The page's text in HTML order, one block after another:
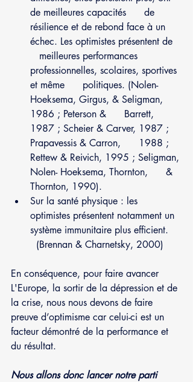
de meilleures capacités      de
résilience et de rebond face à un
échec. Les optimistes présentent de
   meilleures performances
professionnelles, scolaires, sportives
et même      politiques. (Nolen-
Hoeksema, Girgus, & Seligman,
1986 ; Peterson &      Barrett,
1987 ; Scheier & Carver, 1987 ;
Prapavessis & Carron,      1988 ;
Rettew & Reivich, 1995 ; Seligman,
Nolen- Hoeksema, Thornton,      &
Thornton, 1990).
Sur la santé physique : les
optimistes présentent notamment un
système immunitaire plus efficient.
  (Brennan & Charnetsky, 2000)
En conséquence, pour faire avancer
L'Europe, la sortir de la dépression et de
la crise, nous nous devons de faire
preuve d’optimisme car celui-ci est un
facteur démontré de la performance et
du résultat.
Nous allons donc lancer notre parti